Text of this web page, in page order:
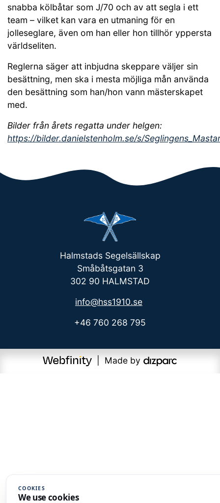
snabba kölbåtar som J/70 och av att segla i ett
team – vilket kan vara en utmaning för en
jolleseglare, även om han eller hon tillhör yppersta
världseliten.
Reglerna säger att inbjudna skeppare väljer sin
besättning, men ska i mesta möjliga mån använda
den besättning som han/hon vann mästerskapet
med.
Bilder från årets regatta under helgen:
https://bilder.danielstenholm.se/s/
Halmstads Segelsällskap
Småbåtsgatan 3
302 90 HALMSTAD
info@hss1910.se
+46 760 268 795
| Made by
COOKIES
We use cookies